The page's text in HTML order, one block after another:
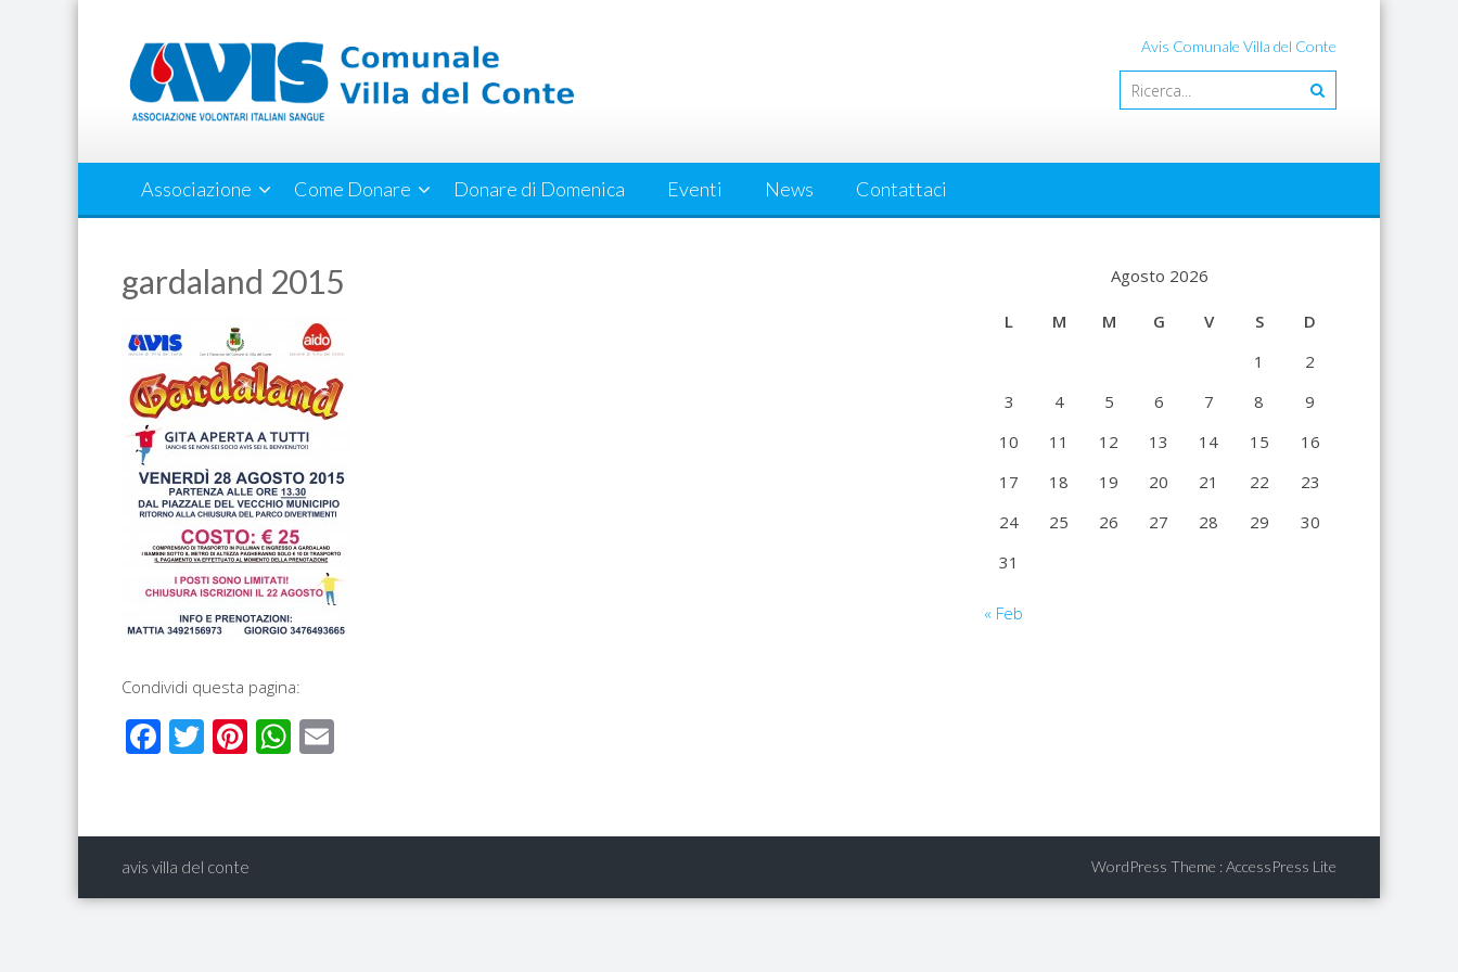
Avis Comunale Villa del Conte
Associazione Come Donare Donare di Domenica Eventi News Contattaci
gardaland 2015
Condividi questa pagina:
Facebook
Twitter
Pinterest
WhatsApp
Agosto 2026
L M M G V S
D
1
2
3
4 5 6 7 8
9
10
11 12 13 14 15
16
17
18 19 20 21 22
23
24
25 26 27 28 29
30
31
« Feb
avis villa del conte WordPress Theme :AccessPress Lite